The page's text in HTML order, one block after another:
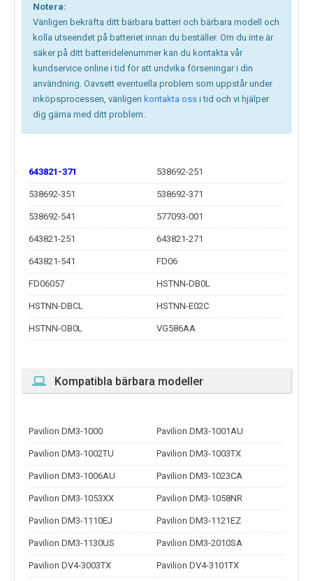
Notera:
Vänligen bekräfta ditt bärbara batteri och bärbara modell och
kolla utseendet på batteriet innan du beställer. Om du inte är
säker på ditt batteridelenummer kan du kontakta vår
kundservice online i tid för att undvika förseningar i din
användning. Oavsett eventuella problem som uppstår under
inköpsprocessen, vänligen kontakta oss i tid och vi hjälper
dig gärna med ditt problem.
643821-371 538692-251
538692-351 538692-371
538692-541 577093-001
643821-251 643821-271
643821-541 FD06
FD06057 HSTNN-DB0L
HSTNN-DBCL HSTNN-E02C
HSTNN-OB0L VG586AA
Kompatibla bärbara modeller
Pavilion DM3-1000 Pavilion DM3-1001AU
Pavilion DM3-1002TU Pavilion DM3-1003TX
Pavilion DM3-1006AU Pavilion DM3-1023CA
Pavilion DM3-1053XX Pavilion DM3-1058NR
Pavilion DM3-1110EJ Pavilion DM3-1121EZ
Pavilion DM3-1130US Pavilion DM3-2010SA
Pavilion DV4-3003TX Pavilion DV4-3101TX